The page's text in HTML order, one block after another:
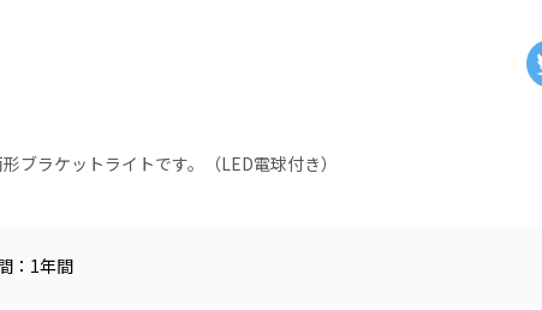
ブラケットライトです。（LED電球付き）
：1年間